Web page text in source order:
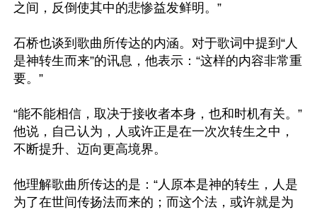
之间，反倒使其中的悲惨益发鲜明。”
石桥也谈到歌曲所传达的内涵。对于歌词中提到“人
是神转生而来”的讯息，他表示：“这样的内容非常重
要。”
“能不能相信，取决于接收者本身，也和时机有关。”
他说，自己认为，人或许正是在一次次转生之中，
不断提升、迈向更高境界。
他理解歌曲所传达的是：“人原本是神的转生，人是
为了在世间传扬法而来的；而这个法，或许就是为